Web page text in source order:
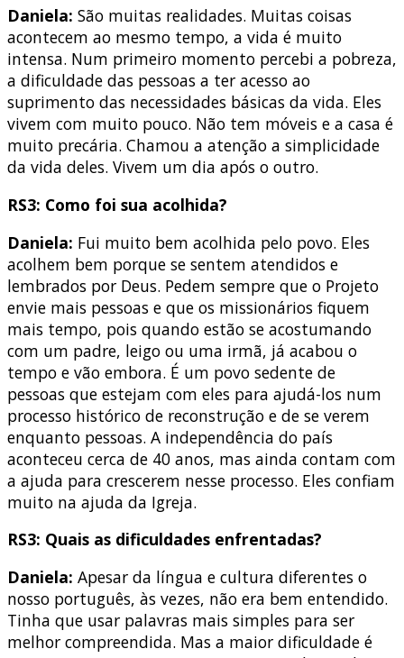
Daniela: São muitas realidades. Muitas coisas
acontecem ao mesmo tempo, a vida é muito
intensa. Num primeiro momento percebi a pobreza,
a dificuldade das pessoas a ter acesso ao
suprimento das necessidades básicas da vida. Eles
vivem com muito pouco. Não tem móveis e a casa é
muito precária. Chamou a atenção a simplicidade
da vida deles. Vivem um dia após o outro.
RS3: Como foi sua acolhida?
Daniela: Fui muito bem acolhida pelo povo. Eles
acolhem bem porque se sentem atendidos e
lembrados por Deus. Pedem sempre que o Projeto
envie mais pessoas e que os missionários fiquem
mais tempo, pois quando estão se acostumando
com um padre, leigo ou uma irmã, já acabou o
tempo e vão embora. É um povo sedente de
pessoas que estejam com eles para ajudá-los num
processo histórico de reconstrução e de se verem
enquanto pessoas. A independência do país
aconteceu cerca de 40 anos, mas ainda contam com
a ajuda para crescerem nesse processo. Eles confiam
muito na ajuda da Igreja.
RS3: Quais as dificuldades enfrentadas?
Daniela: Apesar da língua e cultura diferentes o
nosso português, às vezes, não era bem entendido.
Tinha que usar palavras mais simples para ser
melhor compreendida. Mas a maior dificuldade é